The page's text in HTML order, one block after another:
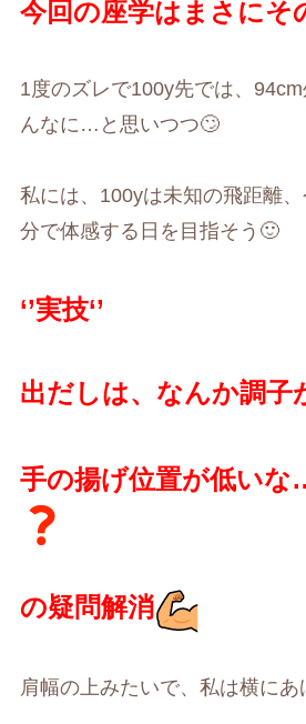
今回の座学はまさにそ
1度のズレで100y先では、 94cm
んなに … と思いつつ🙄
私には、 100yは未知の飛距離
分で体感する日を目指そう 🙂
‘’実技‘’
出だしは、なんか調子
手の揚げ位置が低いな
の疑問解消
肩幅の上みたいで、私は横にあ